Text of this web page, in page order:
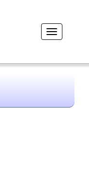
Desplegar
navegación